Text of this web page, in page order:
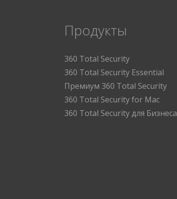
Продукты
360 Total Security
360 Total Security Essential
Премиум 360 Total Security
360 Total Security for Mac
360 Total Security для Бизнеса